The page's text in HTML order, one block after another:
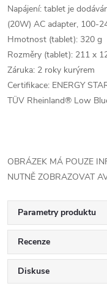
Napájení: tablet je
(20W) AC adapter, 100-
Hmotnost (tablet): 320 g
Rozměry (tablet): 211 x
Záruka: 2 roky kurýrem
Certifikace: ENERGY
TÜV Rheinland® Low
OBRÁZEK MÁ POUZE
NUTNĚ ZOBRAZOVAT
Parametry produktu
Recenze
Diskuse